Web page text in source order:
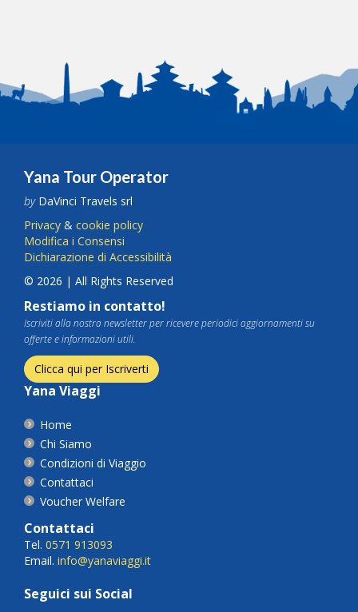
Yana Tour Operator
byDaVinci Travels srl
Privacy & cookie policy
Modifica i Consensi
Dichiarazione di Accessibilità
© 2026 | All Rights Reserved
Restiamo in contatto!
Iscriviti alla nostra newsletter per ricevere periodici aggiornamenti su
offerte e informazioni utili.
Clicca qui per Iscriverti
Yana Viaggi
Home
Chi Siamo
Condizioni di Viaggio
Contattaci
Voucher Welfare
Contattaci
Tel. 0571 913093
Email. info@yanaviaggi.it
Seguici sui Social